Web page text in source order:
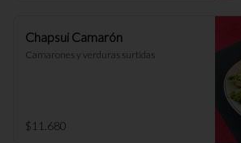
Chapsui Camarón
Camarones y verduras surtidas
$11.680